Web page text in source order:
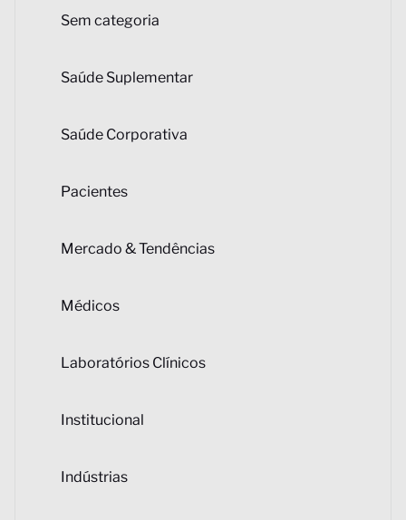
Sem categoria
Saúde Suplementar
Saúde Corporativa
Pacientes
Mercado & Tendências
Médicos
Laboratórios Clínicos
Institucional
Indústrias